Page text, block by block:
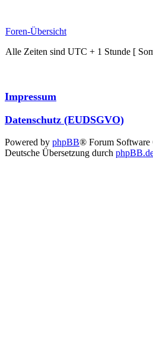
Foren-Übersicht
Alle Zeiten sind UTC + 1 Stunde [
Impressum
Datenschutz (EUDSGVO)
Powered by phpBB® Forum
Deutsche Übersetzung durch